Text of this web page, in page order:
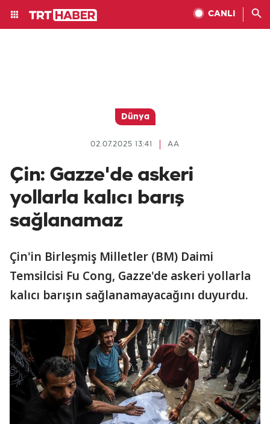
CANLI
Dünya
AA
02.07.2025 13:41
Çin: Gazze'de askeri
yollarla kalıcı barış
sağlanamaz
Çin'in Birleşmiş Milletler (BM) Daimi
Temsilcisi Fu Cong, Gazze'de askeri yollarla
kalıcı barışın sağlanamayacağını duyurdu.